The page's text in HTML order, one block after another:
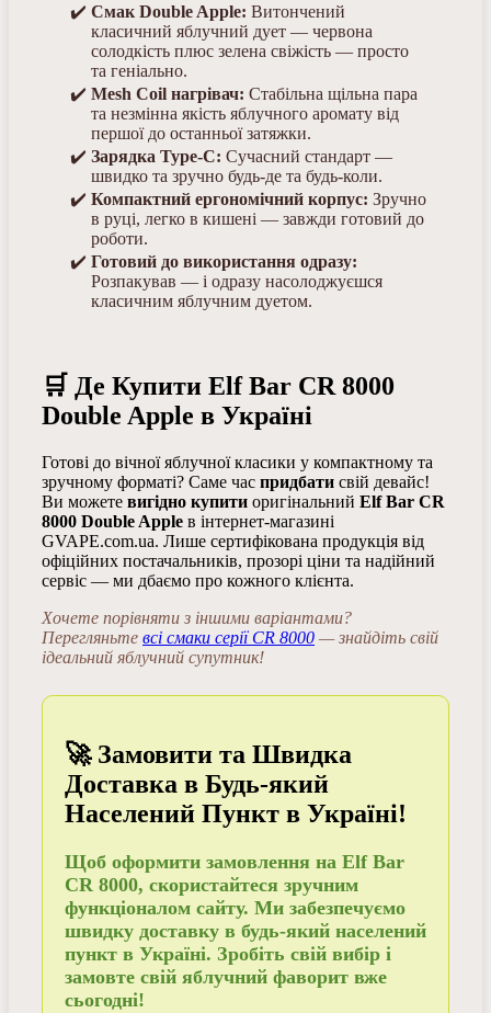
Смак Double Apple: Витончений
класичний яблучний дует — червона
солодкість плюс зелена свіжість — просто
та геніально.
Mesh Coil нагрівач: Стабільна щільна пара
та незмінна якість яблучного аромату від
першої до останньої затяжки.
Зарядка Type-C: Сучасний стандарт —
швидко та зручно будь-де та будь-коли.
Компактний ергономічний корпус: Зручно
в руці, легко в кишені — завжди готовий до
роботи.
Готовий до використання одразу:
Розпакував — і одразу насолоджуєшся
класичним яблучним дуетом.
🛒 Де Купити Elf Bar CR 8000
Double Apple в Україні
Готові до вічної яблучної класики у компактному та
зручному форматі? Саме час придбати свій девайс!
Ви можете вигідно купити оригінальний Elf Bar CR
8000 Double Apple в інтернет-магазині
GVAPE.com.ua. Лише сертифікована продукція від
офіційних постачальників, прозорі ціни та надійний
сервіс — ми дбаємо про кожного клієнта.
Хочете порівняти з іншими варіантами?
Перегляньте всі смаки серії CR 8000 — знайдіть свій
ідеальний яблучний супутник!
🚀 Замовити та Швидка
Доставка в Будь-який
Населений Пункт в Україні!
Щоб оформити замовлення на Elf Bar
CR 8000, скористайтеся зручним
функціоналом сайту. Ми забезпечуємо
швидку доставку в будь-який населений
пункт в Україні. Зробіть свій вибір і
замовте свій яблучний фаворит вже
сьогодні!